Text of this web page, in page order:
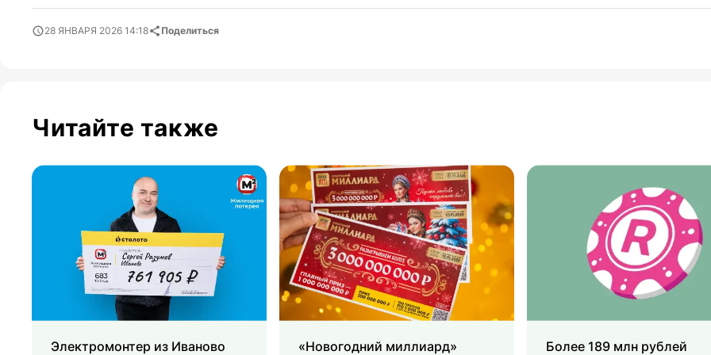
28 ЯНВАРЯ 2026 14:18 Поделиться
Читайте также
Электромонтер из Иваново
«Новогодний миллиард»
Более 189 млн рублей